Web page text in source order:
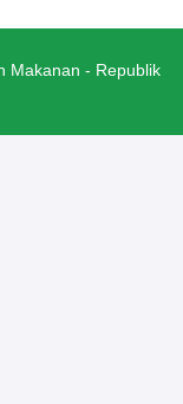
Makanan - Republik